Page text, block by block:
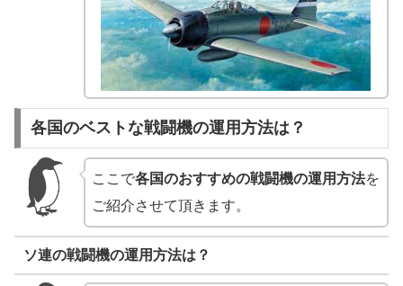
各国のベストな戦闘機の運用方法は？
ここで各国のおすすめの戦闘機の運用方法を
ご紹介させて頂きます。
ソ連の戦闘機の運用方法は？